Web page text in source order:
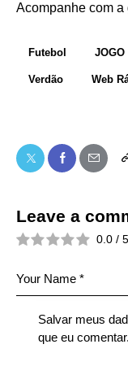
Acompanhe com a
Futebol JOGO
Verdão Web
Leave a
0.0 / 5
Salvar meus
que eu comentar.